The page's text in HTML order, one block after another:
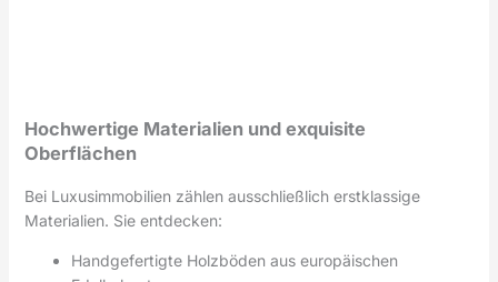
Hochwertige Materialien und exquisite
Oberflächen
Bei Luxusimmobilien zählen ausschließlich erstklassige
Materialien. Sie entdecken:
Handgefertigte Holzböden aus europäischen